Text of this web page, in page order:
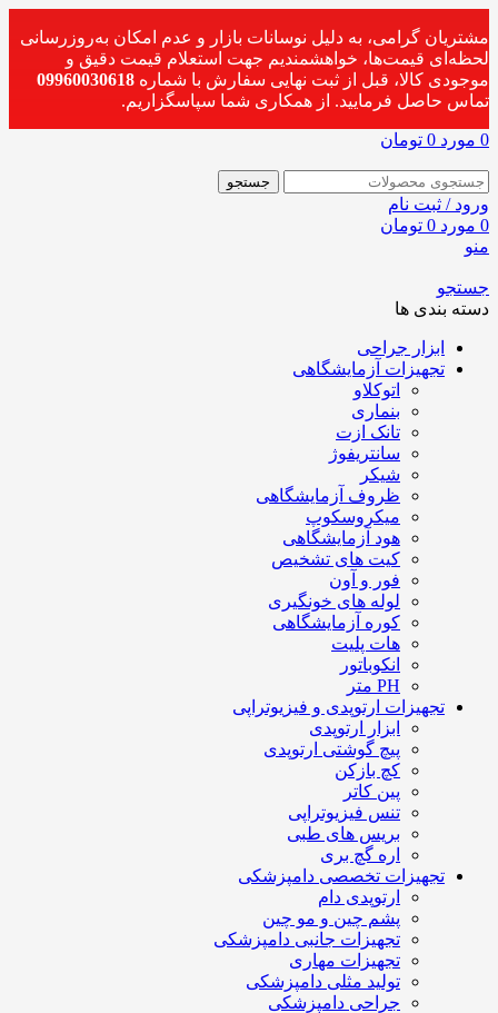
مشتریان گرامی، به دلیل نوسانات بازار و عدم امکان به‌روزرسانی
لحظه‌ای قیمت‌ها، خواهشمندیم جهت استعلام قیمت دقیق و
موجودی کالا، قبل از ثبت نهایی سفارش با شماره 09960030618
تماس حاصل فرمایید. از همکاری شما سپاسگزاریم.
0 مورد 0 تومان
جستجو
ورود / ثبت نام
0 مورد 0 تومان
منو
جستجو
دسته بندی ها
ابزار جراحی
تجهیزات آزمایشگاهی
اتوکلاو
بنماری
تانک ازت
سانتریفوژ
شیکر
ظروف آزمایشگاهی
میکروسکوپ
هود آزمایشگاهی
کیت های تشخیص
فور و آون
لوله های خونگیری
کوره آزمایشگاهی
هات پلیت
انکوباتور
PH متر
تجهیزات ارتوپدی و فیزیوتراپی
ابزار ارتوپدی
پیچ گوشتی ارتوپدی
کچ بازکن
پین کاتر
تنس فیزیوتراپی
بریس های طبی
اره گچ بری
تجهیزات تخصصی دامپزشکی
ارتوپدی دام
پشم چین و مو چین
تجهیزات جانبی دامپزشکی
تجهیزات مهاری
تولید مثلی دامپزشکی
جراحی دامپزشکی